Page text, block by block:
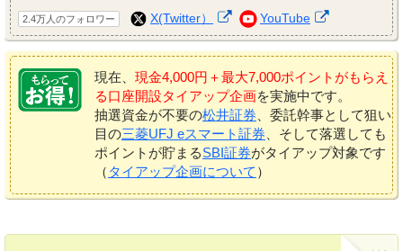
2.4万人のフォロワー X(Twitter） YouTube
現在、 現金4,000円＋最大7,000ポイントがもらえ
る口座開設タイアップ企画を実施中です。
抽選資金が不要の松井証券 、委託幹事として狙い
目の三菱UFJ eスマート証券 、そして落選しても
ポイントが貯まるSBI証券がタイアップ対象です
（ タイアップ企画について ）